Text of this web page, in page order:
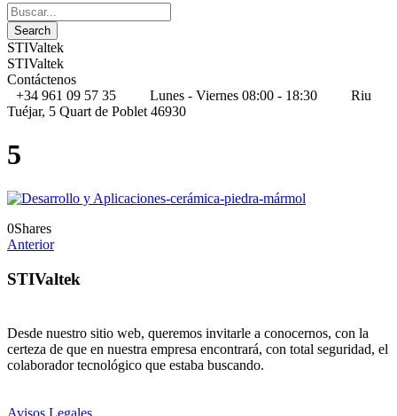
STIValtek
STIValtek
Contáctenos
+34 961 09 57 35
Lunes - Viernes 08:00 - 18:30
Riu
Tuéjar, 5 Quart de Poblet 46930
5
0Shares
Anterior
STIValtek
Desde nuestro sitio web, queremos invitarle a conocernos, con la
certeza de que en nuestra empresa encontrará, con total seguridad, el
colaborador tecnológico que estaba buscando.